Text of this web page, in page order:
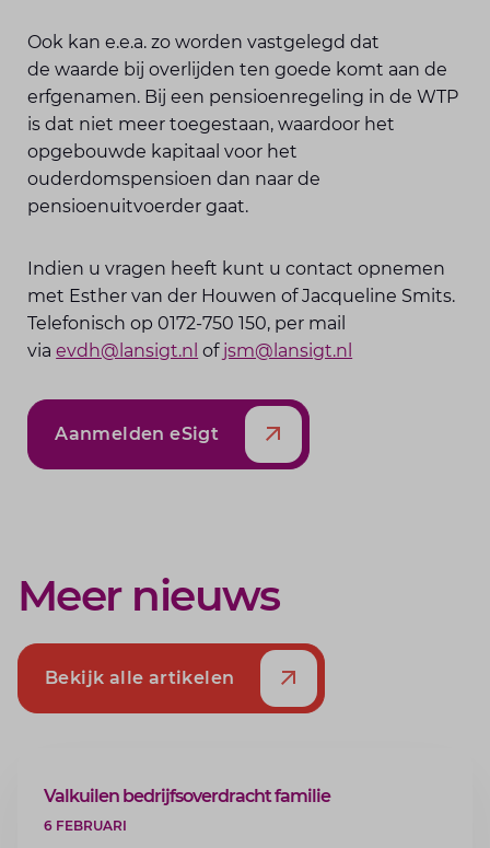
Ook kan e.e.a. zo worden vastgelegd dat
de waarde bij overlijden ten goede komt aan de
erfgenamen. Bij een pensioenregeling in de WTP
is dat niet meer toegestaan, waardoor het
opgebouwde kapitaal voor het
ouderdomspensioen dan naar de
pensioenuitvoerder gaat.
Indien u vragen heeft kunt u contact opnemen
met Esther van der Houwen of Jacqueline Smits.
Telefonisch op 0172-750 150, per mail
viaevdh@lansigt.nl of jsm@lansigt.nl
Aanmelden eSigt
Meer nieuws
Bekijk alle artikelen
ARTIKEL
Valkuilen bedrijfsoverdracht familie
6 FEBRUARI